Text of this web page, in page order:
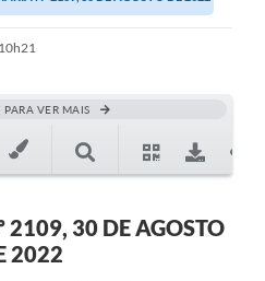
PARA VER MAIS
2109, 30 DE AGOSTO
2022